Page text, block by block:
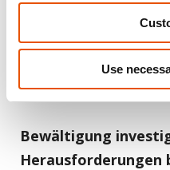
Use
Techniken erfolglos,
Passcode zu
Mattia den UFED
die Extraktion
Bewältigung
Herausforderungen